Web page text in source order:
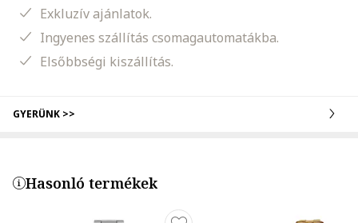
Exkluzív ajánlatok.
Ingyenes szállítás csomagautomatákba.
Elsőbbségi kiszállítás.
GYERÜNK >>
Hasonló termékek